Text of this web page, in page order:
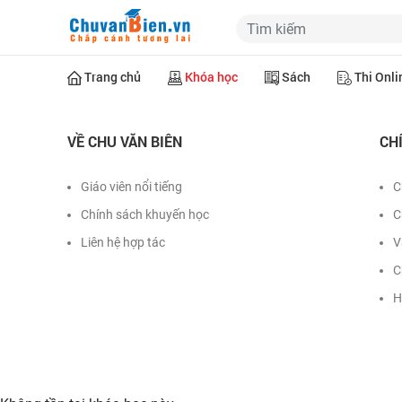
Trang chủ Khóa học Sách Thi
VỀ CHU VĂN BIÊN
Giáo viên nổi tiếng
Chính sách khuyến học
Liên hệ hợp tác